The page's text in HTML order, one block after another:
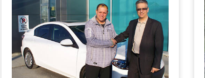
819 564-2196
SHERBROOKE
GRANBY
DRUMMONDVILLE